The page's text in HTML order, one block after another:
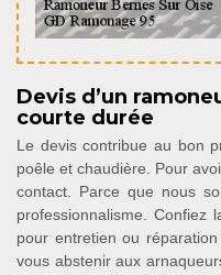
Devis d’un
courte durée
Le devis contribue au bon
poêle et chaudière. Pour
contact. Parce que nous
professionnalisme. Confiez
pour entretien ou
vous abstenir aux